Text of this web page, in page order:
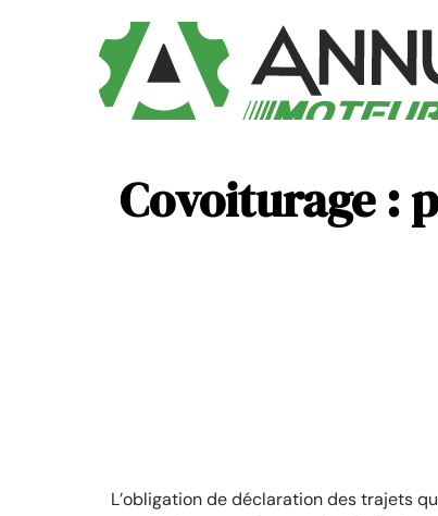
Covoiturage :
L’obligation de déclaration des trajets